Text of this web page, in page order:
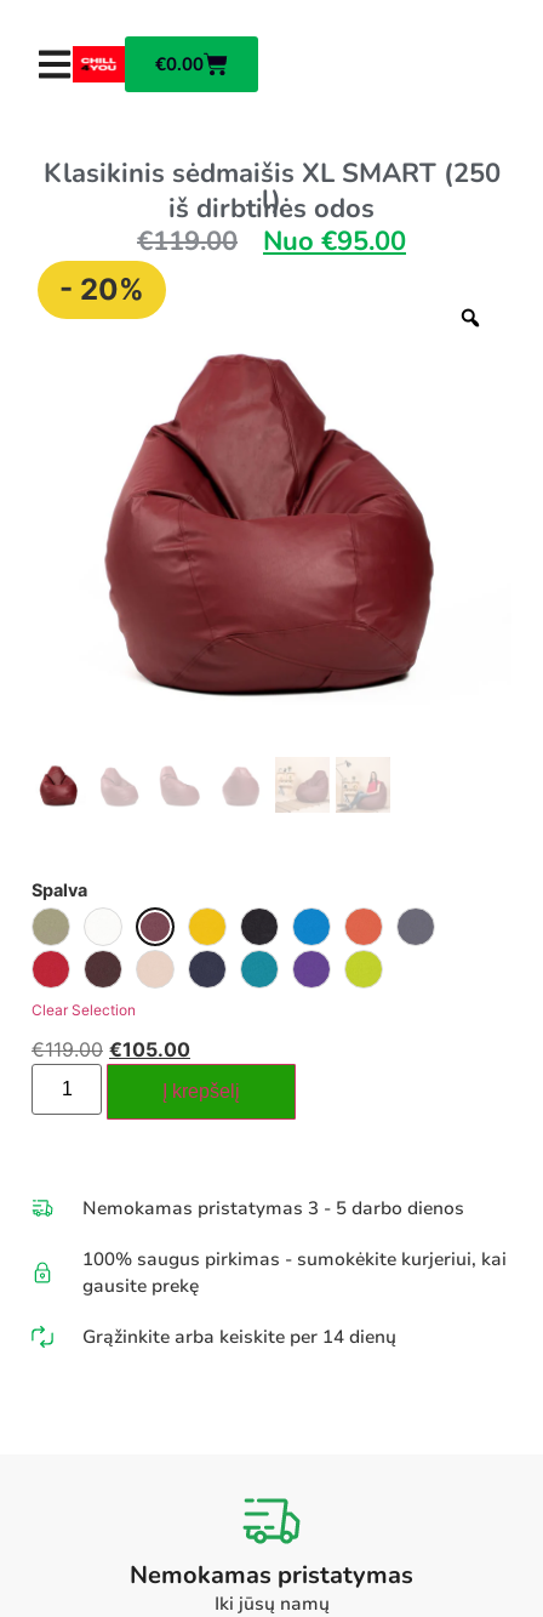
€0.00
Klasikinis sėdmaišis XL SMART (250
l)
iš dirbtinės odos
€119.00 Nuo €95.00
- 20%
Spalva
Clear Selection
€119.00 €105.00
Į krepšelį
Nemokamas pristatymas 3 - 5 darbo dienos
100% saugus pirkimas - sumokėkite kurjeriui, kai
gausite prekę
Grąžinkite arba keiskite per 14 dienų
Nemokamas pristatymas
Iki jūsų namų